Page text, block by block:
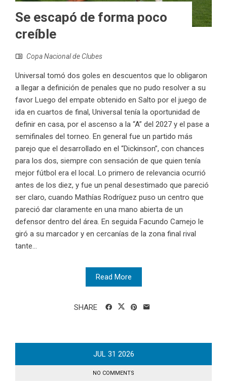
Se escapó de forma poco
creíble
Copa Nacional de Clubes
Universal tomó dos goles en descuentos que lo obligaron
a llegar a definición de penales que no pudo resolver a su
favor Luego del empate obtenido en Salto por el juego de
ida en cuartos de final, Universal tenía la oportunidad de
definir en casa, por el ascenso a la “A” del 2027 y el pase a
semifinales del torneo. En general fue un partido más
parejo que el desarrollado en el “Dickinson”, con chances
para los dos, siempre con sensación de que quien tenía
mejor fútbol era el local. Lo primero de relevancia ocurrió
antes de los diez, y fue un penal desestimado que pareció
ser claro, cuando Mathías Rodríguez puso un centro que
pareció dar claramente en una mano abierta de un
defensor dentro del área. En seguida Facundo Camejo le
giró a su marcador y en cercanías de la zona final rival
tante...
Read More
SHARE
JUL 31 2026
NO COMMENTS